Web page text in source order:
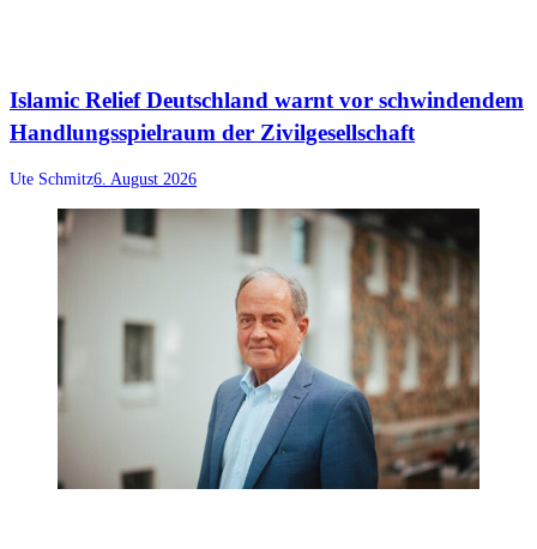
Islamic Relief Deutschland warnt vor schwindendem
Handlungsspielraum der Zivilgesellschaft
Ute Schmitz6. August 2026